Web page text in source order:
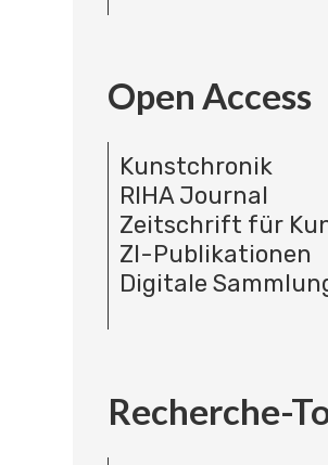
Open Access
Kunstchronik
RIHA Journal
Zeitschrift für
ZI-Publikationen
Digitale
Recherche-